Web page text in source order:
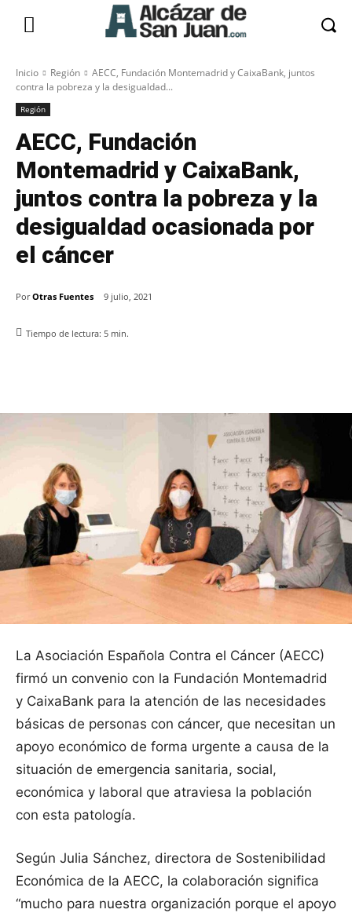
Inicio Región
AECC, Fundación Montemadrid y CaixaBank, juntos
contra la pobreza y la desigualdad...
Región
AECC, Fundación
Montemadrid y CaixaBank,
juntos contra la pobreza y la
desigualdad ocasionada por
el cáncer
Por Otras Fuentes 9 julio, 2021
Tiempo de lectura: 5 min.
La Asociación Española Contra el Cáncer (AECC)
firmó un convenio con la Fundación Montemadrid
y CaixaBank para la atención de las necesidades
básicas de personas con cáncer, que necesitan un
apoyo económico de forma urgente a causa de la
situación de emergencia sanitaria, social,
económica y laboral que atraviesa la población
con esta patología.
Según Julia Sánchez, directora de Sostenibilidad
Económica de la AECC, la colaboración significa
“mucho para nuestra organización porque el apoyo